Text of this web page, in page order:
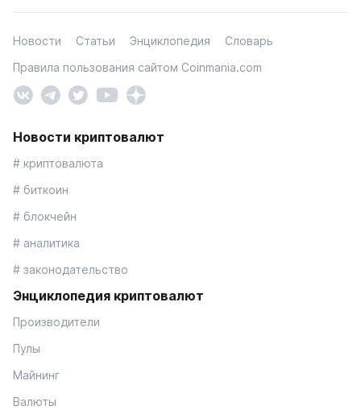
Новости Статьи Энциклопедия
Словарь
Правила пользования сайтом Coinmania.com
Новости криптовалют
# криптовалюта
# биткоин
# блокчейн
# аналитика
# законодательство
Энциклопедия криптовалют
Производители
Пулы
Майнинг
Валюты